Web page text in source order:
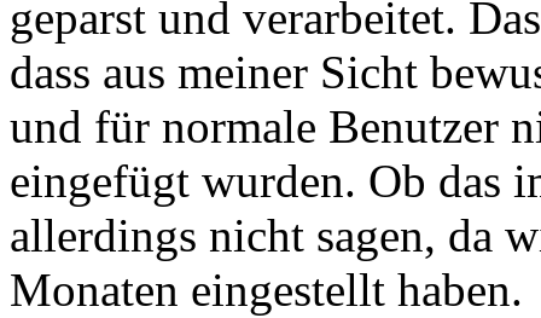
geparst und verarbeitet.
dass aus meiner Sicht
und für normale Benutzer
eingefügt wurden. Ob das
allerdings nicht sagen, da
Monaten eingestellt haben.